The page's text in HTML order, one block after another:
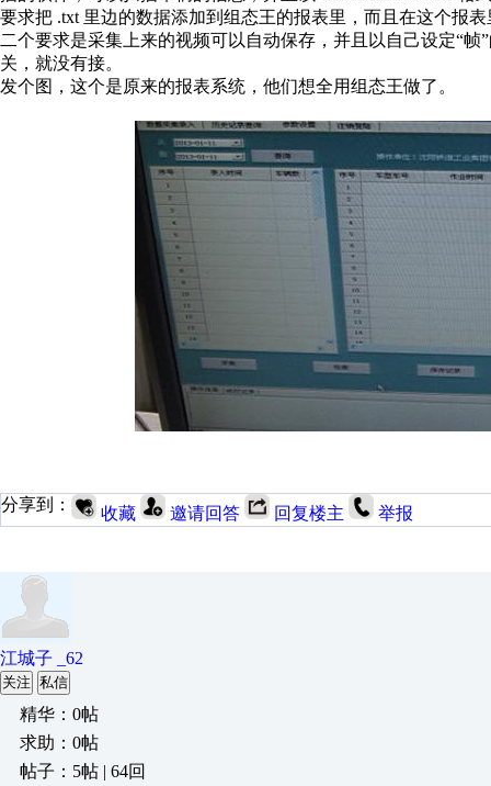
要求把 .txt 里边的数据添加到组态王的报表里，而且在这个报
二个要求是采集上来的视频可以自动保存，并且以自己设定“
关，就没有接。
发个图，这个是原来的报表系统，他们想全用组态王做了。
分享到： 收藏 邀请回答 回复楼主 举报
江城子 _62
关注 私信
精华：0帖
求助：0帖
帖子：5帖 | 64回